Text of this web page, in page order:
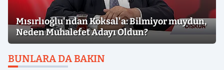
Mısırlıoğlu'ndan Köksal'a: Bilmiyor muydun,
Neden Muhalefet Adayı Oldun?
BUNLARA DA BAKIN